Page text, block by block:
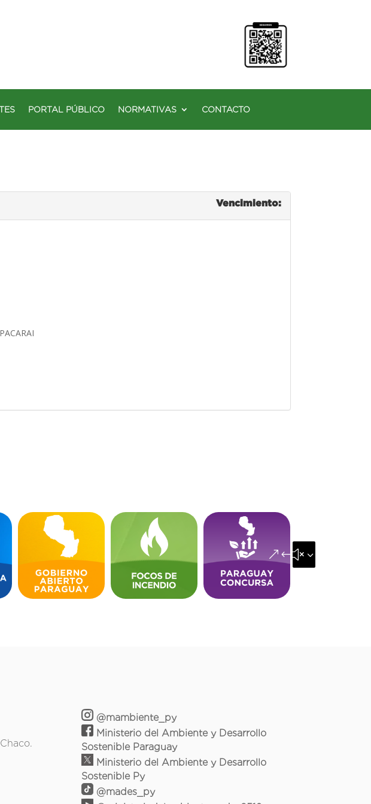
PORTAL PÚBLICO NORMATIVAS CONTACTO
Vencimiento:
&#x35;
@mambiente_py
Ministerio del Ambiente y Desarrollo
Sostenible Paraguay
Ministerio del Ambiente y Desarrollo
Sostenible Py
@mades_py